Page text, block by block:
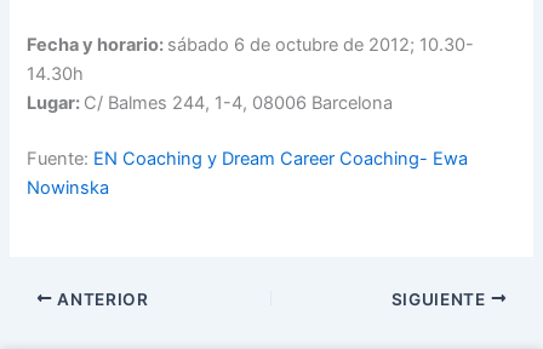
Fecha y horario: sábado 6 de octubre de 2012; 10.30-
14.30h
Lugar: C/ Balmes 244, 1-4, 08006 Barcelona
Fuente: EN Coaching y Dream Career Coaching- Ewa
Nowinska
ANTERIOR SIGUIENTE